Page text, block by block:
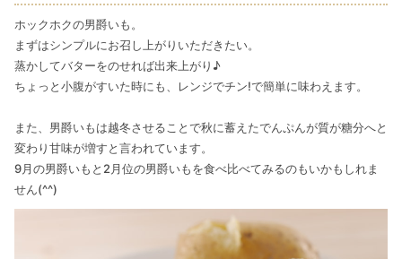
ホックホクの男爵いも。
まずはシンプルにお召し上がりいただきたい。
蒸かしてバターをのせれば出来上がり♪
ちょっと小腹がすいた時にも、レンジでチン!で簡単に味わえます。
また、男爵いもは越冬させることで秋に蓄えたでんぷんが質が糖分へと
変わり甘味が増すと言われています。
9月の男爵いもと2月位の男爵いもを食べ比べてみるのもいかもしれま
せん(^^)